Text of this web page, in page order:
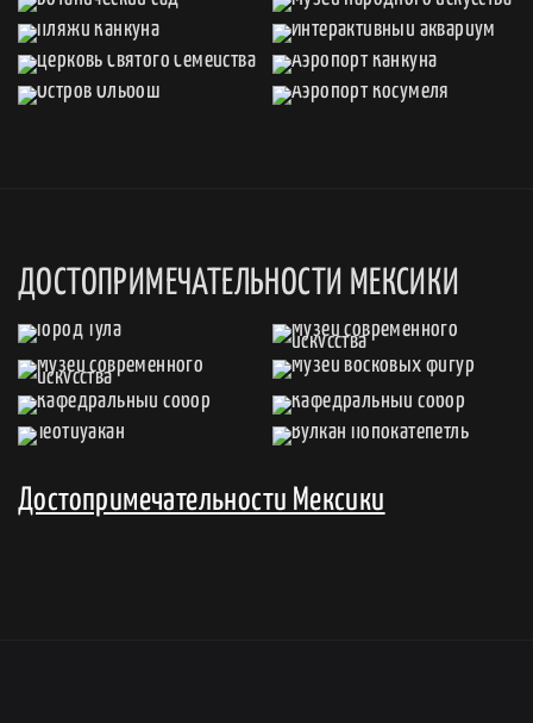
ДОСТОПРИМЕЧАТЕЛЬНОСТИ МЕКСИКИ
Достопримечательности Мексики